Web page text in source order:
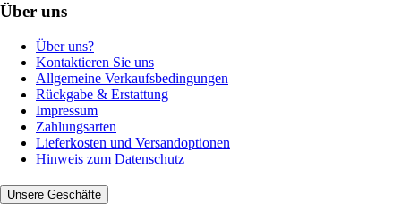
Über uns
Über uns?
Kontaktieren Sie uns
Allgemeine Verkaufsbedingungen
Rückgabe & Erstattung
Impressum
Zahlungsarten
Lieferkosten und Versandoptionen
Hinweis zum Datenschutz
Unsere Geschäfte